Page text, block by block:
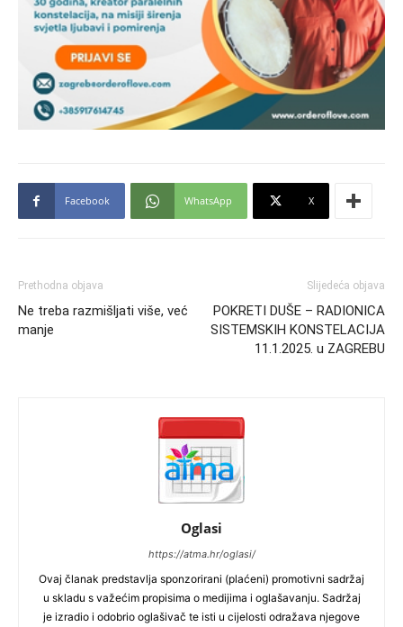
Facebook WhatsApp X
Prethodna objava
Ne treba razmišljati više, već
manje
Slijedeća objava
POKRETI DUŠE – RADIONICA
SISTEMSKIH KONSTELACIJA
11.1.2025. u ZAGREBU
Oglasi
https://atma.hr/oglasi/
Ovaj članak predstavlja sponzorirani (plaćeni) promotivni sadržaj
u skladu s važećim propisima o medijima i oglašavanju. Sadržaj
je izradio i odobrio oglašivač te isti u cijelosti odražava njegove